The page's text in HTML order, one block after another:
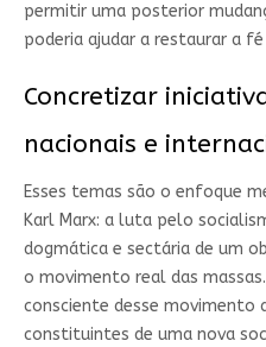
permitir uma posterior
poderia ajudar a restaurar a
Concretizar
nacionais e
Esses temas são o enfoque
Karl Marx: a luta pelo
dogmática e sectária de um
o movimento real das
consciente desse movimento
constituintes de uma nova